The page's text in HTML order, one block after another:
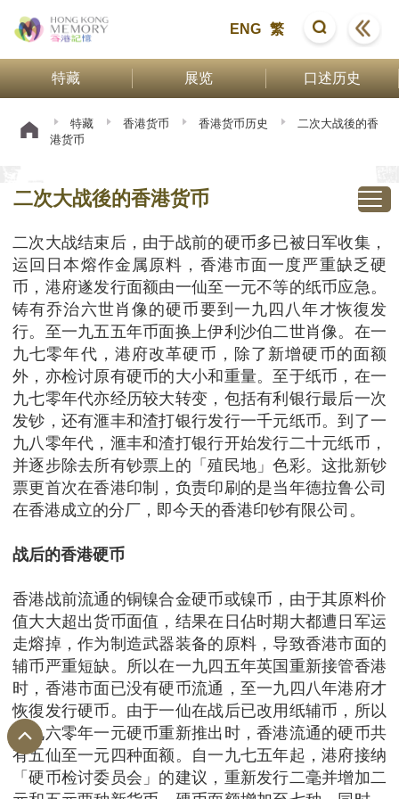
ENG 繁
特藏 展览 口述历史
特藏 香港货币 香港货币历史
二次大战後的香
港货币
二次大战後的香港货币
二次大战结束后，由于战前的硬币多已被日军收集，
运回日本熔作金属原料，香港市面一度严重缺乏硬
币，港府遂发行面额由一仙至一元不等的纸币应急。
铸有乔治六世肖像的硬币要到一九四八年才恢復发
行。至一九五五年币面换上伊利沙伯二世肖像。在一
九七零年代，港府改革硬币，除了新增硬币的面额
外，亦检讨原有硬币的大小和重量。至于纸币，在一
九七零年代亦经历较大转变，包括有利银行最后一次
发钞，还有滙丰和渣打银行发行一千元纸币。到了一
九八零年代，滙丰和渣打银行开始发行二十元纸币，
并逐步除去所有钞票上的「殖民地」色彩。这批新钞
票更首次在香港印制，负责印刷的是当年德拉鲁公司
在香港成立的分厂，即今天的香港印钞有限公司。
战后的香港硬币
香港战前流通的铜镍合金硬币或镍币，由于其原料价
值大大超出货币面值，结果在日佔时期大都遭日军运
走熔掉，作为制造武器装备的原料，导致香港市面的
辅币严重短缺。所以在一九四五年英国重新接管香港
时，香港市面已没有硬币流通，至一九四八年港府才
恢復发行硬币。由于一仙在战后已改用纸辅币，所以
一九六零年一元硬币重新推出时，香港流通的硬币共
有五仙至一元四种面额。自一九七五年起，港府接纳
「硬币检讨委员会」的建议，重新发行二毫并增加二